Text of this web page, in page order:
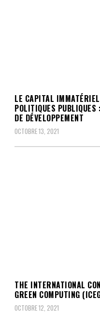
LE CAPITAL
POLITIQUES PUBLIQUES
DE DÉVELOPPEMENT
OCTOBRE 13, 2021
THE INTERNATIONAL
GREEN COMPUTING
OCTOBRE 12, 2021